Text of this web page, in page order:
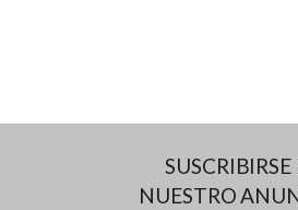
SUSCRIBIRSE
NUESTRO